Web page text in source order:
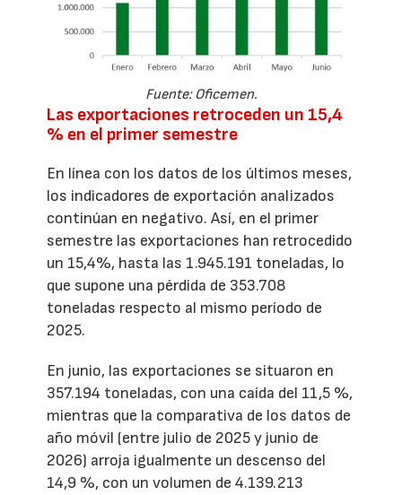
Fuente: Oficemen.
Las exportaciones retroceden un 15,4
% en el primer semestre
En línea con los datos de los últimos meses,
los indicadores de exportación analizados
continúan en negativo. Así, en el primer
semestre las exportaciones han retrocedido
un 15,4%, hasta las 1.945.191 toneladas, lo
que supone una pérdida de 353.708
toneladas respecto al mismo período de
2025.
En junio, las exportaciones se situaron en
357.194 toneladas, con una caída del 11,5 %,
mientras que la comparativa de los datos de
año móvil (entre julio de 2025 y junio de
2026) arroja igualmente un descenso del
14,9 %, con un volumen de 4.139.213